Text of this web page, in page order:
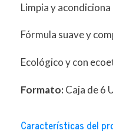
Limpia y
Fórmula suave y
Ecológico y con
Formato:Caja de 6
Características del